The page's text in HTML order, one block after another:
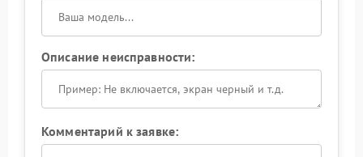
Описание неисправности:
Комментарий к заявке: